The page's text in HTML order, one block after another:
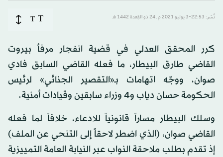
نُشر: 22:53-3 يوليو 2021 م ـ 24 ذو القِعدة 1442 هـ T
T
كرر المحقق العدلي في قضية انفجار مرفأ بيروت
القاضي طارق البيطار، ما فعله القاضي السابق فادي
صوان، ووجّه اتهامات بـ«التقصير الجنائي» لرئيس
الحكومة حسان دياب و4 وزراء سابقين وقيادات أمنية.
وسلك البيطار مساراً قانونياً للادعاء، خلافاً لما فعله
القاضي صوان، (الذي اضطر لاحقاً إلى التنحي عن الملف)
إذ تقدم بطلب ملاحقة النواب عبر النيابة العامة التمييزية